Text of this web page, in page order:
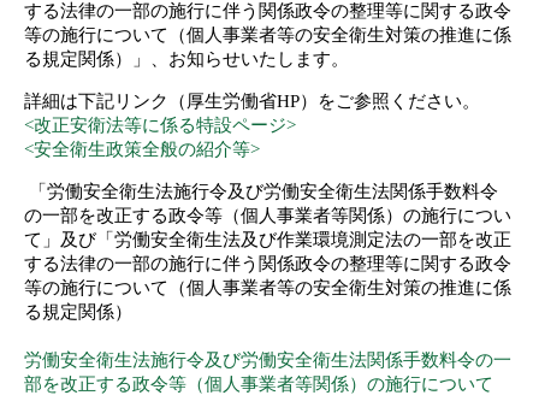
する法律の一部の施行に伴う関係政令の整理等に関する政令
等の施行について（個人事業者等の安全衛生対策の推進に係
る規定関係）」、お知らせいたします。
詳細は下記リンク（厚生労働省HP）をご参照ください。
<改正安衛法等に係る特設ページ>
<安全衛生政策全般の紹介等>
「 労働安全衛生法施行令及び労働安全衛生法関係手数料令
の一部を改正する政令等（個人事業者等関係）の施行につい
て」及び「労働安全衛生法及び作業環境測定法の一部を改正
する法律の一部の施行に伴う関係政令の整理等に関する政令
等の施行について（個人事業者等の安全衛生対策の推進に係
る規定関係）
労働安全衛生法施行令及び労働安全衛生法関係手数料令の一
部を改正する政令等（個人事業者等関係）の施行について